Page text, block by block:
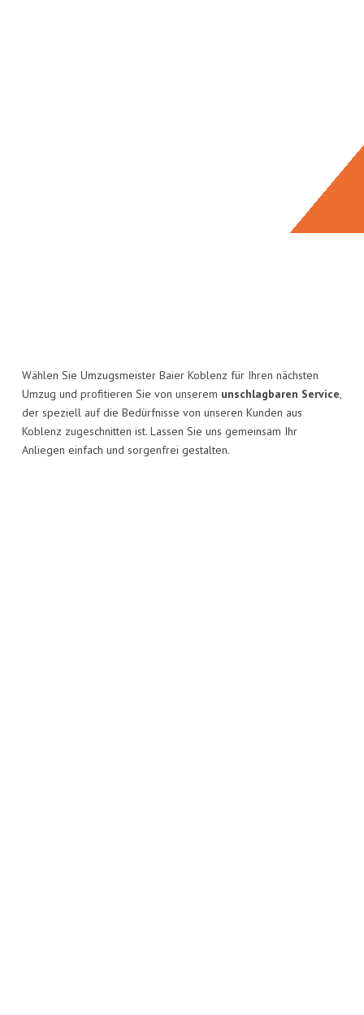
Wählen Sie Umzugsmeister Baier Koblenz für Ihren nächsten
Umzug und profitieren Sie von unserem unschlagbaren Service,
der speziell auf die Bedürfnisse von unseren Kunden aus
Koblenz zugeschnitten ist. Lassen Sie uns gemeinsam Ihr
Anliegen einfach und sorgenfrei gestalten.